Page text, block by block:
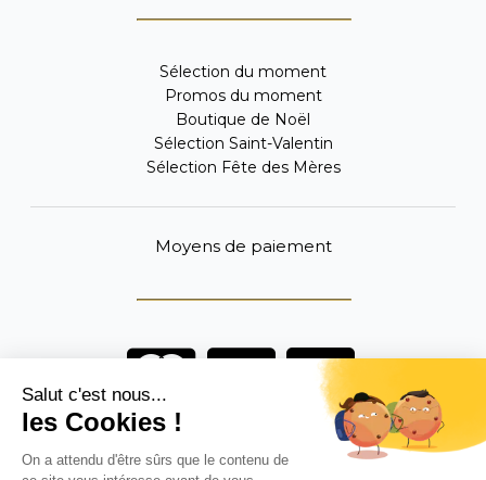
Sélection du moment
Promos du moment
Boutique de Noël
Sélection Saint-Valentin
Sélection Fête des Mères
Moyens de paiement